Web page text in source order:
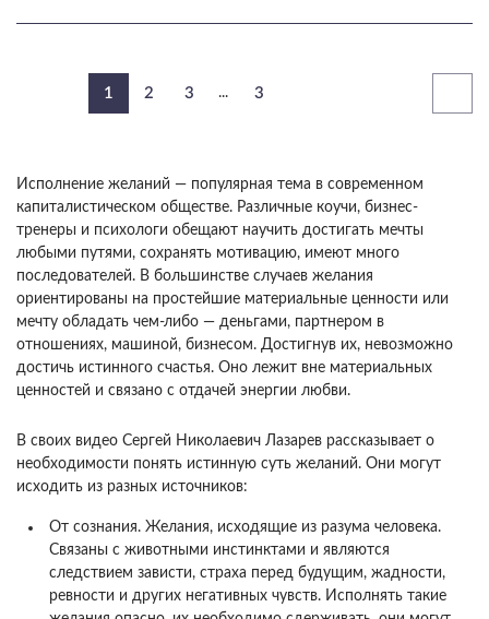
1 2 3 ... 3
Исполнение желаний — популярная тема в современном
капиталистическом обществе. Различные коучи, бизнес-
тренеры и психологи обещают научить достигать мечты
любыми путями, сохранять мотивацию, имеют много
последователей. В большинстве случаев желания
ориентированы на простейшие материальные ценности или
мечту обладать чем-либо — деньгами, партнером в
отношениях, машиной, бизнесом. Достигнув их, невозможно
достичь истинного счастья. Оно лежит вне материальных
ценностей и связано с отдачей энергии любви.
В своих видео Сергей Николаевич Лазарев рассказывает о
необходимости понять истинную суть желаний. Они могут
исходить из разных источников:
От сознания. Желания, исходящие из разума человека.
Связаны с животными инстинктами и являются
следствием зависти, страха перед будущим, жадности,
ревности и других негативных чувств. Исполнять такие